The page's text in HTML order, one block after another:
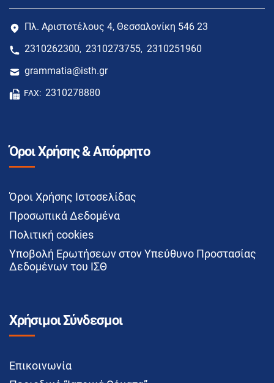
Πλ. Αριστοτέλους 4, Θεσσαλονίκη 546 23
2310262300, 2310273755, 2310251960
grammatia@isth.gr
FAX: 2310278880
Όροι Χρήσης & Απόρρητο
Όροι Χρήσης Ιστοσελίδας
Προσωπικά Δεδομένα
Πολιτική cookies
Υποβολή Ερωτήσεων στον Υπεύθυνο Προστασίας
Δεδομένων του ΙΣΘ
Χρήσιμοι Σύνδεσμοι
Επικοινωνία